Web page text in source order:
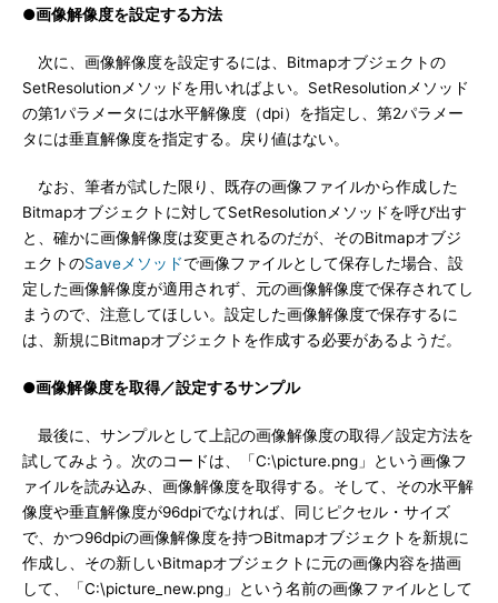
●画像解像度を設定する方法
次に、画像解像度を設定するには、Bitmapオブジェクトの
SetResolutionメソッドを用いればよい。SetResolutionメソッド
の第1パラメータには水平解像度（dpi）を指定し、第2パラメー
タには垂直解像度を指定する。戻り値はない。
なお、筆者が試した限り、既存の画像ファイルから作成した
Bitmapオブジェクトに対してSetResolutionメソッドを呼び出す
と、確かに画像解像度は変更されるのだが、そのBitmapオブジ
ェクトのSaveメソッドで画像ファイルとして保存した場合、設
定した画像解像度が適用されず、元の画像解像度で保存されてし
まうので、注意してほしい。設定した画像解像度で保存するに
は、新規にBitmapオブジェクトを作成する必要があるようだ。
●画像解像度を取得／設定するサンプル
最後に、サンプルとして上記の画像解像度の取得／設定方法を
試してみよう。次のコードは、「C:\picture.png」という画像フ
ァイルを読み込み、画像解像度を取得する。そして、その水平解
像度や垂直解像度が96dpiでなければ、同じピクセル・サイズ
で、かつ96dpiの画像解像度を持つBitmapオブジェクトを新規に
作成し、その新しいBitmapオブジェクトに元の画像内容を描画
して、「C:\picture_new.png」という名前の画像ファイルとして